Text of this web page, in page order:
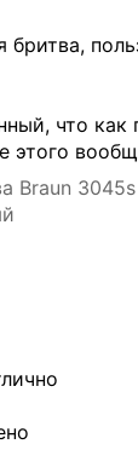
бритва,
что как
этого
Braun